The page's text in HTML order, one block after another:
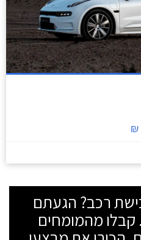
₪
רכב? הגעתם
קבלו מהמומחים